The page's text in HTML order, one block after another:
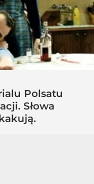
Polsatu
Słowa